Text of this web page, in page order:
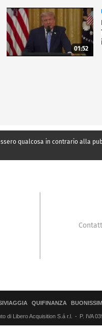
01:52
qualcosa in contrario alla
QUIFINANZA
di Libero Acquisition S.á r.l. P. IVA